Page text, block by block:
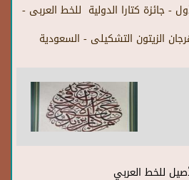
- جائزة كتارا الدولية للخط العربى -
الزيتون التشكيلى - السعودية
للخط العربي